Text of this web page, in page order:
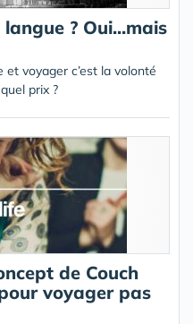
? Oui...mais
voyager c’est la volonté
prix ?
de Couch
voyager pas